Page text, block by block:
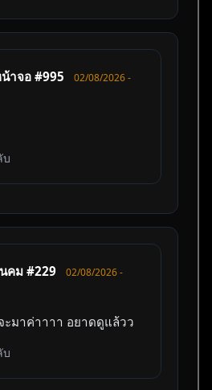
าจอ #995
02/08/2026 -
บ
คม #229
02/08/2026 -
ะมาค่าาาา อยาดดูแล้วว
บ